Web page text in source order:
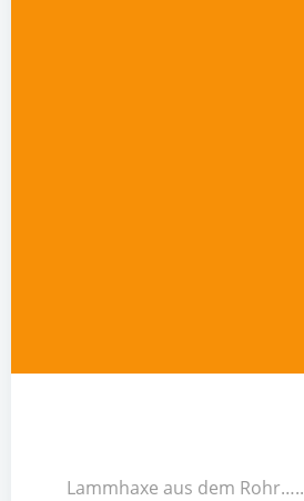
Lammhaxe aus dem Rohr…..